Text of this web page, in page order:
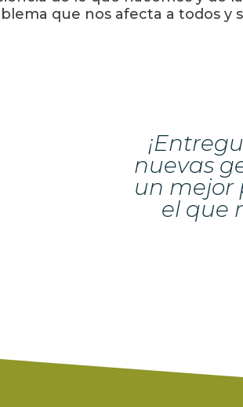
que nos afecta a todos y
nuevas
un mejor
el que